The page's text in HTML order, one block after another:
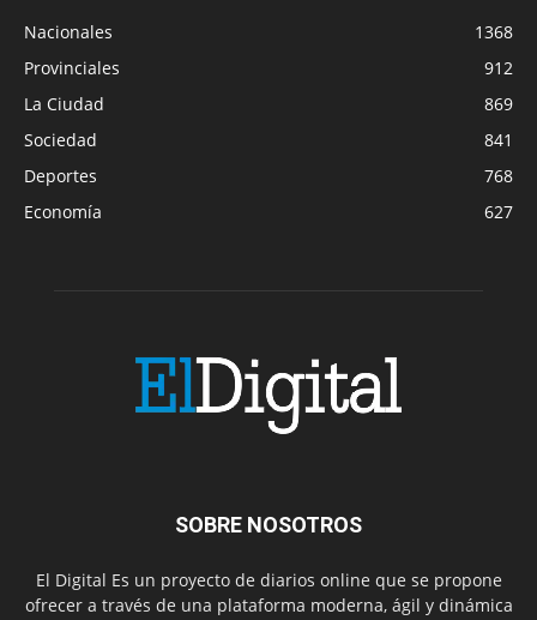
Nacionales
1368
Provinciales
912
La Ciudad
869
Sociedad
841
Deportes
768
Economía
627
SOBRE NOSOTROS
El Digital Es un proyecto de diarios online que se propone
ofrecer a través de una plataforma moderna, ágil y dinámica